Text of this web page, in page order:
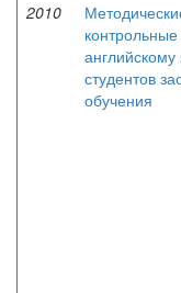
2010
английскому
студентов
обучения